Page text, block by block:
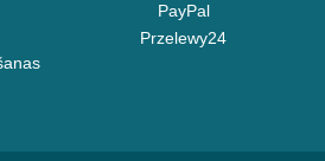
PayPal
Przelewy24